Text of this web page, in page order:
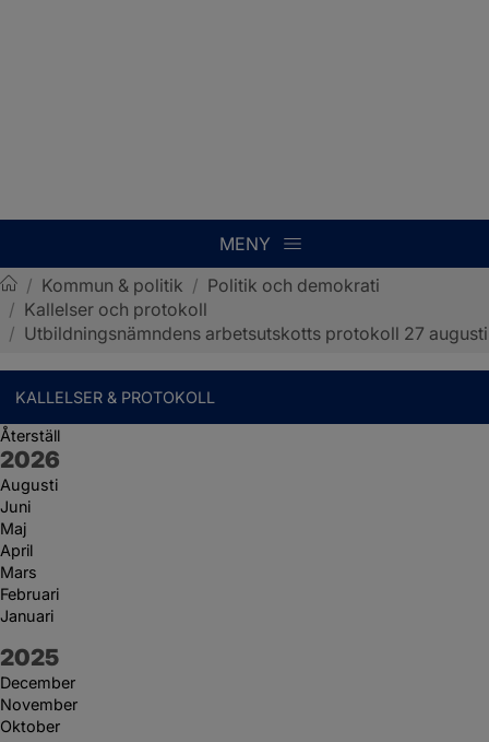
MENY
Sotenäs kommun
/ Kommun & politik / Politik och demokrati
/ Kallelser och protokoll
/ Utbildningsnämndens arbetsutskotts protokoll 27 augusti
KALLELSER & PROTOKOLL
Återställ
År:
2026
Augusti
Juni
Maj
April
Mars
Februari
Januari
År:
2025
December
November
Oktober